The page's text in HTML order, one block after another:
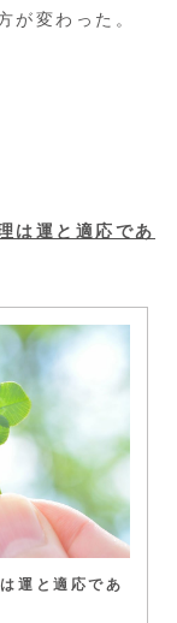
が変わった。
は運と適応であ
運と適応であ